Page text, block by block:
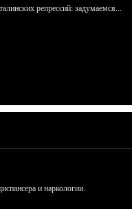
репрессий: задумаемся...
и наркологии.